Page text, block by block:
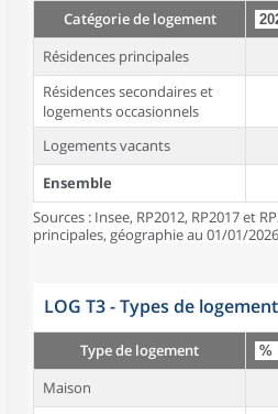
Catégorie de logement
Résidences principales
Résidences secondaires et
logements occasionnels
Logements vacants
Ensemble
Sources : Insee, RP2012, RP2017 et
principales, géographie au 01/01/
LOG T3 - Types de
Type de logement
Maison